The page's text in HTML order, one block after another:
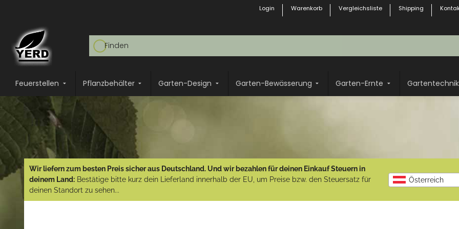
Login Warenkorb Vergleichsliste Shipping
Feuerstellen Pflanzbehälter Garten-Design Garten-Bewässerung Garten-Ernte Gartentechnik
Wir liefern zum besten Preis sicher aus Deutschland. Und wir bezahlen für deinen Einkauf Steuern in
deinem Land: Bestätige bitte kurz dein Lieferland innerhalb der EU, um Preise bzw. den Steuersatz für
deinen Standort zu sehen...
Österreich